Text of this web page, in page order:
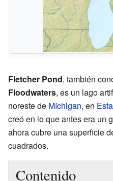
Fletcher Pond, también
Floodwaters, es un lago
noreste de Míchigan, en
creó en lo que antes era un
ahora cubre una superficie
cuadrados.
Contenido